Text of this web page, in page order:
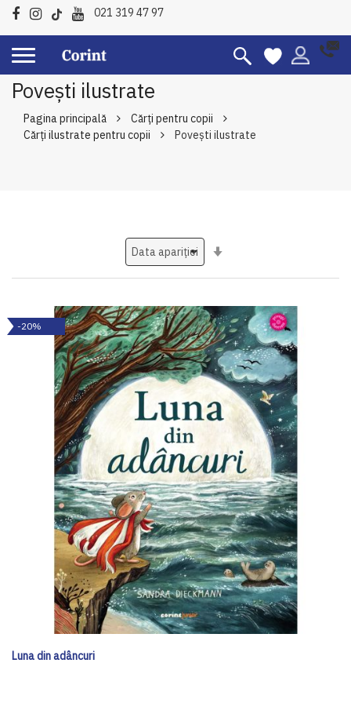
021 319 47 97
Povești ilustrate
Pagina principală
Cărți pentru copii
Cărți ilustrate pentru copii
Povești ilustrate
-20%
Luna din adâncuri